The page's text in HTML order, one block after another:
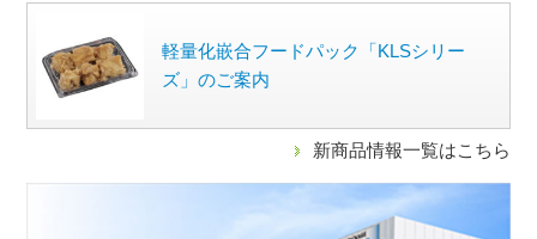
軽量化嵌合フードパック「KLSシリー
ズ」のご案内
新商品情報一覧はこちら